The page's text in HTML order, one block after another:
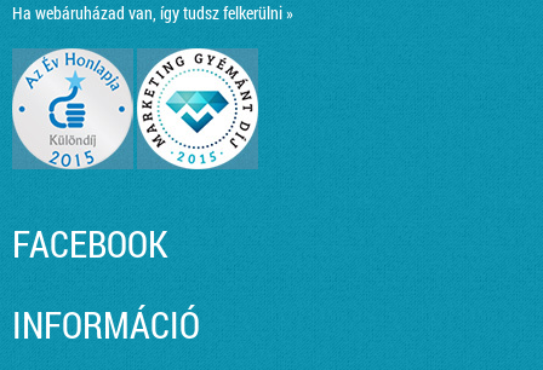
Ha webáruházad van, így tudsz felkerülni »
FACEBOOK
INFORMÁCIÓ